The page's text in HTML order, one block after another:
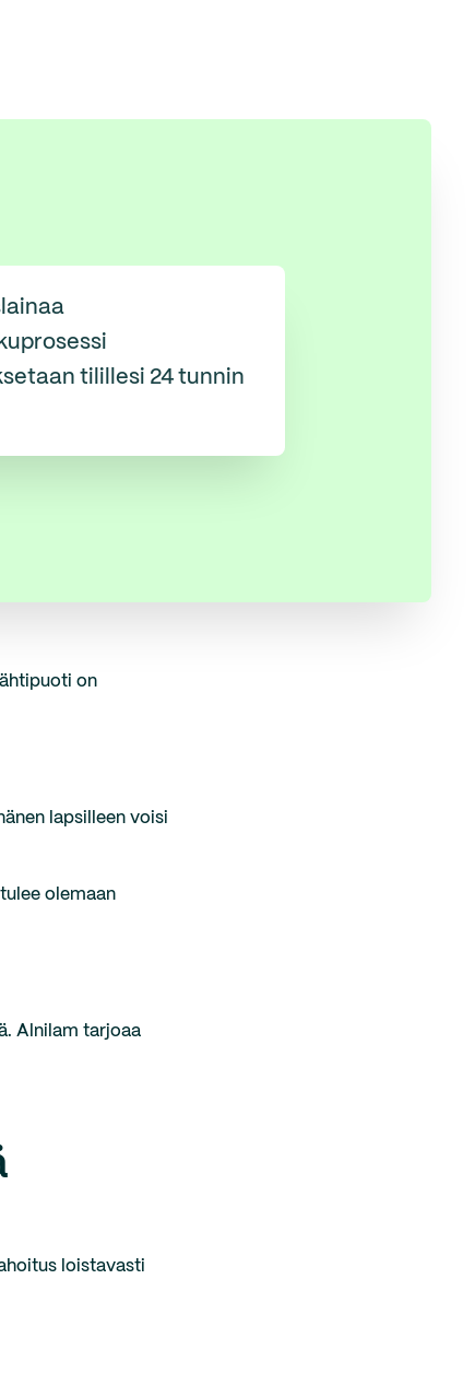
tilillesi 24 tunnin
on
lapsilleen voisi
olemaan
Alnilam tarjoaa
loistavasti